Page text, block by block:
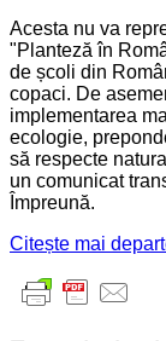
Acesta nu va
"Planteză în
de școli din
copaci. De
implementarea
ecologie,
să respecte
un comunicat
Împreună.
Citește mai